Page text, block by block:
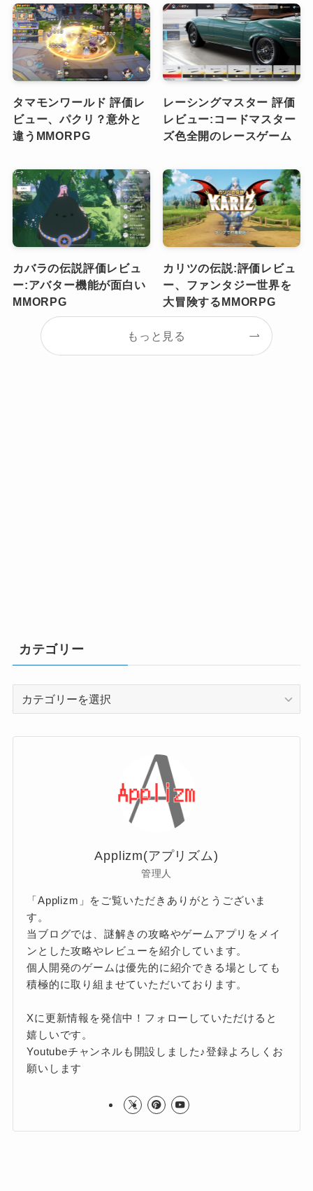
タマモンワールド 評価レ
ビュー、パクリ？意外と
違うMMORPG
レーシングマスター 評価
レビュー:コードマスター
ズ色全開のレースゲーム
カバラの伝説評価レビュ
ー:アバター機能が面白い
MMORPG
カリツの伝説:評価レビュ
ー、ファンタジー世界を
大冒険するMMORPG
もっと見る
カテゴリー
Applizm(アプリズム)
管理人
「Applizm」をご覧いただきありがとうございま
す。
当ブログでは、謎解きの攻略やゲームアプリをメイ
ンとした攻略やレビューを紹介しています。
個人開発のゲームは優先的に紹介できる場としても
積極的に取り組ませていただいております。
Xに更新情報を発信中！フォローしていただけると
嬉しいです。
Youtubeチャンネルも開設しました♪登録よろしくお
願いします